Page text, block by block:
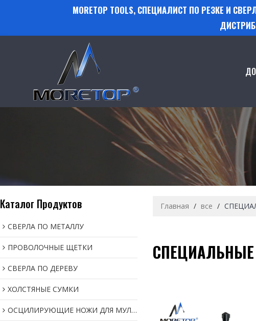
MORETOP TOOLS, СПЕЦИАЛИСТ ПО РЕЗКЕ И
Каталог Продуктов
СВЕРЛА ПО МЕТАЛЛУ
ПРОВОЛОЧНЫЕ ЩЕТКИ
СВЕРЛА ПО ДЕРЕВУ
ХОЛСТЯНЫЕ СУМКИ
ОСЦИЛИРУЮЩИЕ НОЖИ ДЛЯ МУЛЬТИИНСТРУМЕНТОВ
Главная / все /